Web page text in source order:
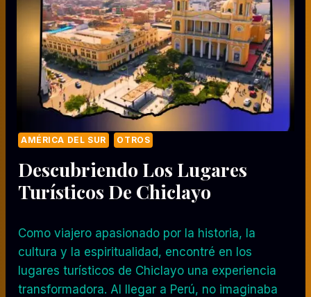
E
N
H
A
W
Á
I
:
X
E
I
C
A
AMÉRICA DEL SUR OTROS
Descubriendo Los Lugares
Turísticos De Chiclayo
Como viajero apasionado por la historia, la
cultura y la espiritualidad, encontré en los
lugares turísticos de Chiclayo una experiencia
transformadora. Al llegar a Perú, no imaginaba